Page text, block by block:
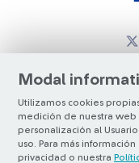
Modal
Utilizamos cookies
medición de nuestra web
personalización al
uso. Para más
privacidad o nuestra
©